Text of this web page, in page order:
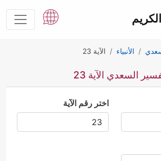
الأنبياء الآية 23
السعدي الآية 23
اختر رقم الآية